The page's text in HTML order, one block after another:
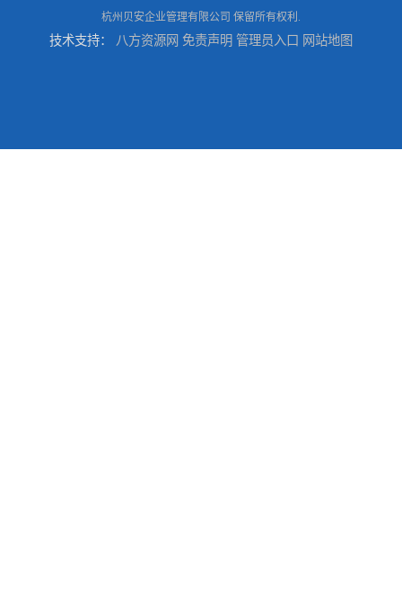
杭州贝安企业管理有限公司 保留所有权利.
技术支持： 八方资源网 免责声明 管理员入口 网站地图